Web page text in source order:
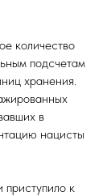
количество
подсчетам
хранения.
в
нацисты
к